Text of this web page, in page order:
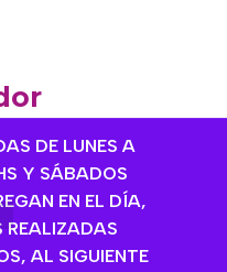
DE LUNES A
Y SÁBADOS
EN EL DÍA,
REALIZADAS
AL SIGUIENTE
Provincia de
/ 16hs a 20hs